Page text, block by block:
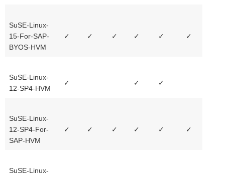
SuSE-Linux-
15-For-SAP-
BYOS-HVM
✓ ✓ ✓ ✓ ✓ ✓
SuSE-Linux-
12-SP4-HVM
✓ ✓ ✓
SuSE-Linux-
12-SP4-For-
SAP-HVM
✓ ✓ ✓ ✓ ✓ ✓
SuSE-Linux-